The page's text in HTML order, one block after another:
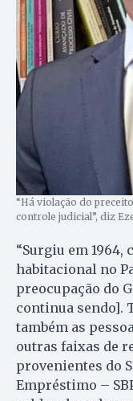
“Há violação do
controle judicial”, diz
“Surgiu em
habitacional no
preocupação do
continua sendo].
também as
outras faixas de
provenientes do
Empréstimo –